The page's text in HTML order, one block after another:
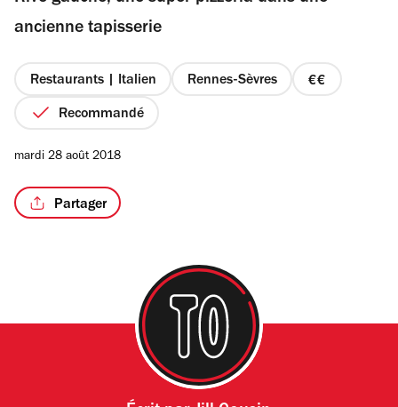
étoiles
ancienne tapisserie
Restaurants | Italien Rennes-Sèvres
prix
Recommandé
mardi 28 août 2018
Partager